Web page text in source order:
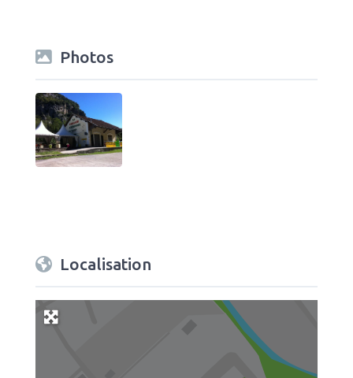
Photos
Localisation